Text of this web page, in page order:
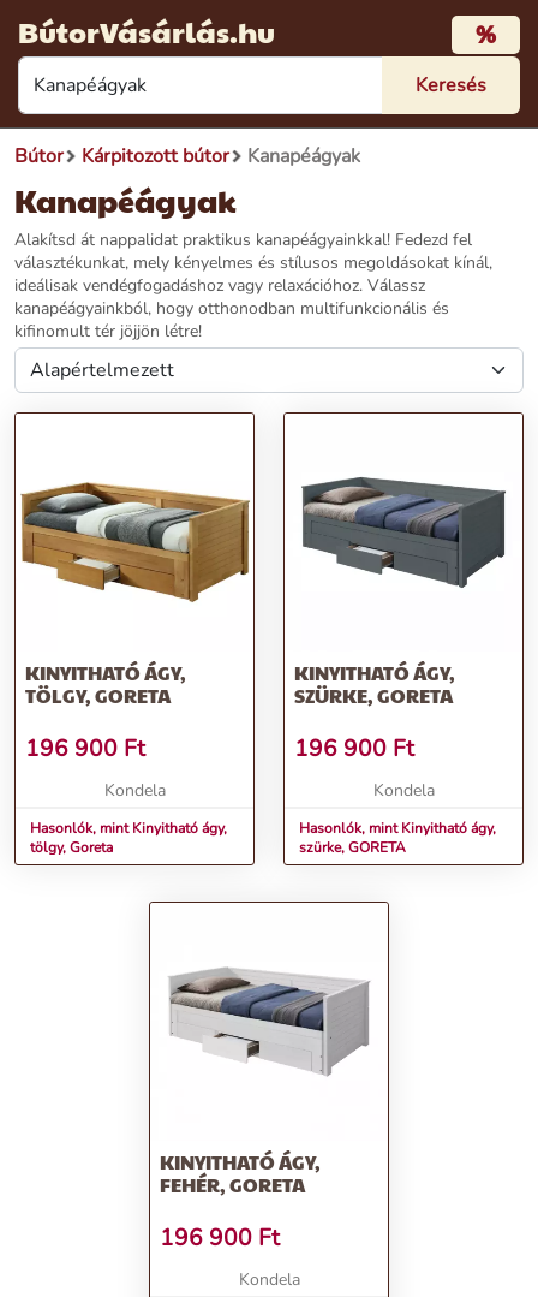
BútorVásárlás.hu %
Bútor Kárpitozott bútor Kanapéágyak
Kanapéágyak
Alakítsd át nappalidat praktikus kanapéágyainkkal! Fedezd fel
választékunkat, mely kényelmes és stílusos megoldásokat kínál,
ideálisak vendégfogadáshoz vagy relaxációhoz. Válassz
kanapéágyainkból, hogy otthonodban multifunkcionális és
kifinomult tér jöjjön létre!
KINYITHATÓ ÁGY,
TÖLGY, GORETA
196 900 Ft
Kondela
Hasonlók, mint Kinyitható ágy,
tölgy, Goreta
KINYITHATÓ ÁGY,
SZÜRKE, GORETA
196 900 Ft
Kondela
Hasonlók, mint Kinyitható ágy,
szürke, GORETA
KINYITHATÓ ÁGY,
FEHÉR, GORETA
196 900 Ft
Kondela